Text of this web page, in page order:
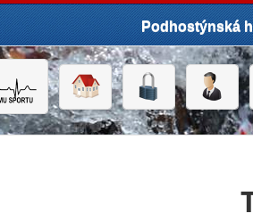
Podhostýnská